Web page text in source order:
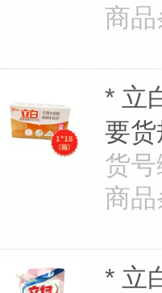
商
* 立
要
货
商
* 立